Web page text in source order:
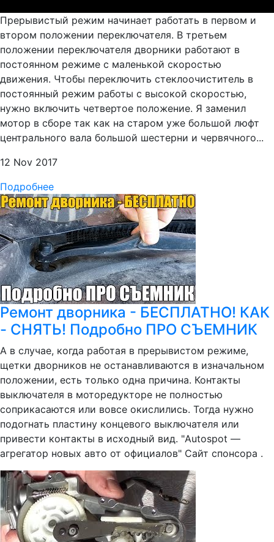
Прерывистый режим начинает работать в первом и
втором положении переключателя. В третьем
положении переключателя дворники работают в
постоянном режиме с маленькой скоростью
движения. Чтобы переключить стеклоочиститель в
постоянный режим работы с высокой скоростью,
нужно включить четвертое положение. Я заменил
мотор в сборе так как на старом уже большой люфт
центрального вала большой шестерни и червячного...
12 Nov 2017
Подробнее
Ремонт дворника - БЕСПЛАТНО! КАК
- СНЯТЬ! Подробно ПРО СЪЕМНИК
А в случае, когда работая в прерывистом режиме,
щетки дворников не останавливаются в изначальном
положении, есть только одна причина. Контакты
выключателя в моторедукторе не полностью
соприкасаются или вовсе окислились. Тогда нужно
подогнать пластину концевого выключателя или
привести контакты в исходный вид. "Autospot —
агрегатор новых авто от официалов" Сайт спонсора .